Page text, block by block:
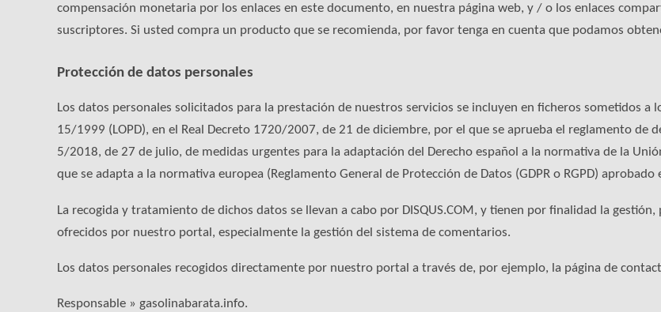
compensación monetaria por los enlaces en este documento, en nuestra página web, y / o los enlaces
suscriptores. Si usted compra un producto que se recomienda, por favor tenga en cuenta que podamos
Protección de datos personales
Los datos personales solicitados para la prestación de nuestros servicios se incluyen en ficheros sometidos a
15/1999 (LOPD), en el Real Decreto 1720/2007, de 21 de diciembre, por el que se aprueba el reglamento de
5/2018, de 27 de julio, de medidas urgentes para la adaptación del Derecho español a la normativa de la
que se adapta a la normativa europea (Reglamento General de Protección de Datos (GDPR o RGPD)
La recogida y tratamiento de dichos datos se llevan a cabo por DISQUS.COM, y tienen por finalidad la
ofrecidos por nuestro portal, especialmente la gestión del sistema de comentarios.
Los datos personales recogidos directamente por nuestro portal a través de, por ejemplo, la página de
Responsable » gasolinabarata.info.